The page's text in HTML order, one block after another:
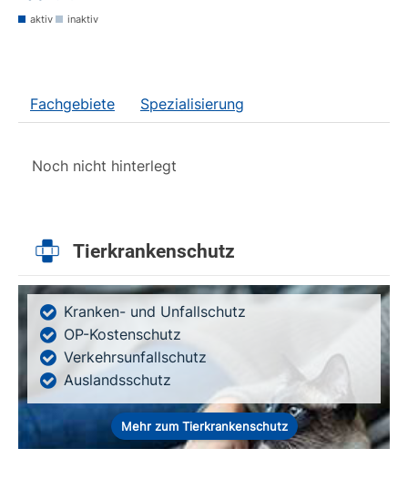
aktiv inaktiv
Fachgebiete Spezialisierung
Noch nicht hinterlegt
Tierkrankenschutz
Kranken- und Unfallschutz
OP-Kostenschutz
Verkehrsunfallschutz
Auslandsschutz
Mehr zum Tierkrankenschutz